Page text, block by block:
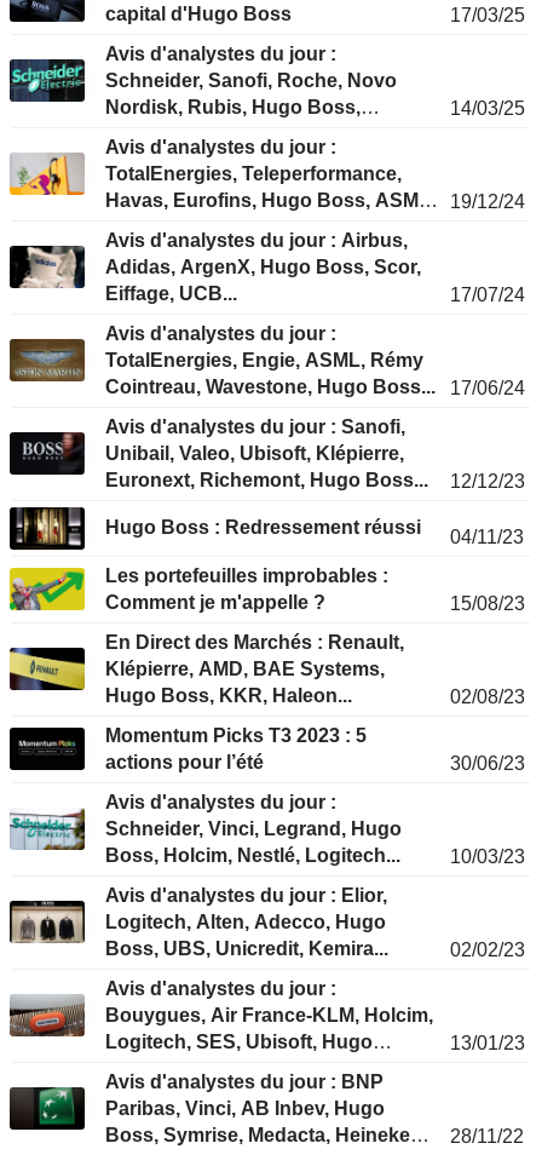
capital d'Hugo Boss
17/03/25
Avis d'analystes du jour :
Schneider, Sanofi, Roche, Novo
Nordisk, Rubis, Hugo Boss,
14/03/25
Avis d'analystes du jour :
TotalEnergies, Teleperformance,
Havas, Eurofins, Hugo Boss, ASML,
19/12/24
Avis d'analystes du jour : Airbus,
Adidas, ArgenX, Hugo Boss, Scor,
Eiffage, UCB...
17/07/24
Avis d'analystes du jour :
TotalEnergies, Engie, ASML, Rémy
Cointreau, Wavestone, Hugo Boss...
17/06/24
Avis d'analystes du jour : Sanofi,
Unibail, Valeo, Ubisoft, Klépierre,
Euronext, Richemont, Hugo Boss...
12/12/23
Hugo Boss : Redressement réussi
04/11/23
Les portefeuilles improbables :
Comment je m'appelle ?
15/08/23
En Direct des Marchés : Renault,
Klépierre, AMD, BAE Systems,
Hugo Boss, KKR, Haleon...
02/08/23
Momentum Picks T3 2023 : 5
actions pour l’été
30/06/23
Avis d'analystes du jour :
Schneider, Vinci, Legrand, Hugo
Boss, Holcim, Nestlé, Logitech...
10/03/23
Avis d'analystes du jour : Elior,
Logitech, Alten, Adecco, Hugo
Boss, UBS, Unicredit, Kemira...
02/02/23
Avis d'analystes du jour :
Bouygues, Air France-KLM, Holcim,
Logitech, SES, Ubisoft, Hugo
13/01/23
Avis d'analystes du jour : BNP
Paribas, Vinci, AB Inbev, Hugo
Boss, Symrise, Medacta, Heineken,
28/11/22